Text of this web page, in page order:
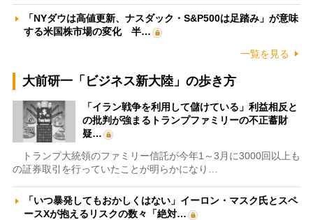
「NYダウは高値更新、ナスダック・S&P500は足踏み」が意味
する米国株市場の変化 半…
一覧を見る
大前研一「ビジネス新大陸」の歩き方
「イラン戦争を利用して儲けている」利益相反と
の批判が強まるトランプファミリーの不正蓄財
疑…
トランプ大統領のファミリー信託が今年1～3月に3000回以上も
の証券取引を行っていたことが明らかになり…
「いつ暴発してもおかしくはない」イーロン・マスク氏とスペ
ースXが抱えるリスクの数々「絶対…